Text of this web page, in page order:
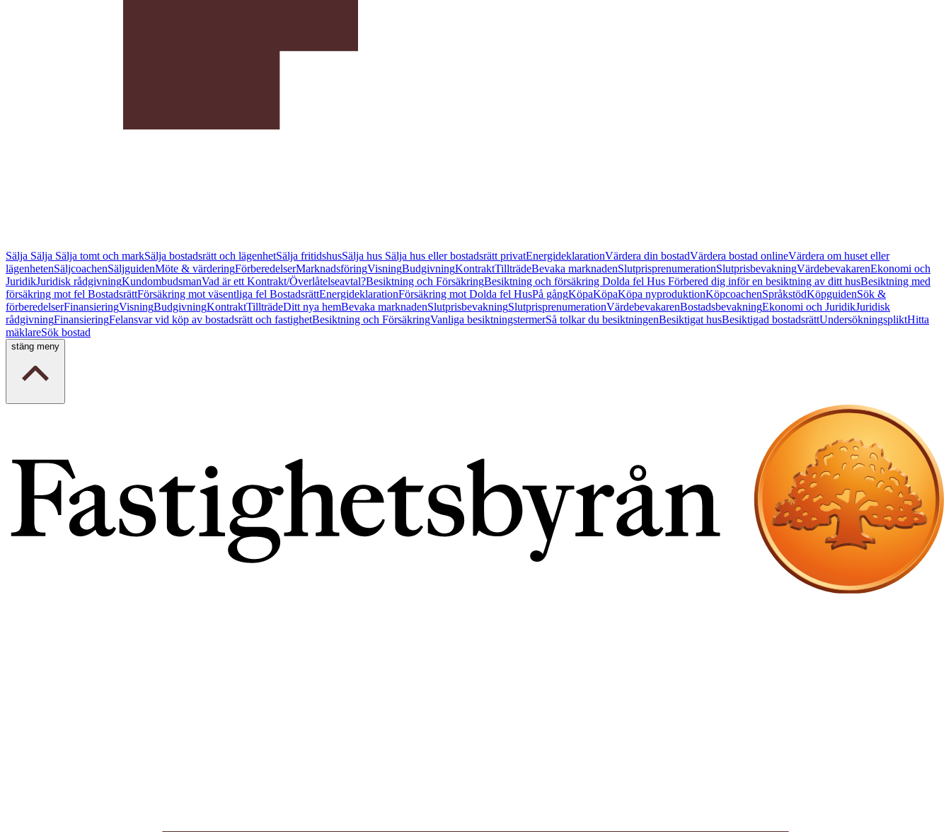
Sälja Sälja Sälja tomt och markSälja bostadsrätt och lägenhetSälja fritidshusSälja hus Sälja hus eller bostadsrätt privatEnergideklarationVärdera din bostadVärdera bostad onlineVärdera om huset eller
lägenhetenSäljcoachenSäljguidenMöte & värderingFörberedelserMarknadsföringVisningBudgivningKontraktTillträdeBevaka marknadenSlutprisprenumerationSlutprisbevakningVärdebevakarenEkonomi och
JuridikJuridisk rådgivningKundombudsmanVad är ett Kontrakt/Överlåtelseavtal?Besiktning och FörsäkringBesiktning och försäkring Dolda fel Hus Förbered dig inför en besiktning av ditt husBesiktning med
försäkring mot fel BostadsrättFörsäkring mot väsentliga fel BostadsrättEnergideklarationFörsäkring mot Dolda fel HusPå gångKöpaKöpaKöpa nyproduktionKöpcoachenSpråkstödKöpguidenSök &
förberedelserFinansieringVisningBudgivningKontraktTillträdeDitt nya hemBevaka marknadenSlutprisbevakningSlutprisprenumerationVärdebevakarenBostadsbevakningEkonomi och JuridikJuridisk
rådgivningFinansieringFelansvar vid köp av bostadsrätt och fastighetBesiktning och FörsäkringVanliga besiktningstermerSå tolkar du besiktningenBesiktigat husBesiktigad bostadsrättUndersökningspliktHitta
mäklareSök bostad
stäng meny